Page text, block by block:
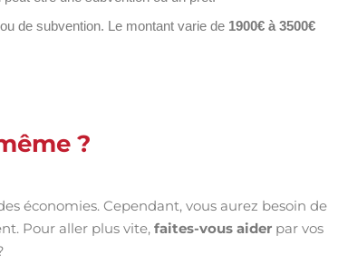
de subvention. Le montant varie de 1900€ à 3500€
?
économies. Cependant, vous aurez besoin de
Pour aller plus vite, faites-vous aider par vos